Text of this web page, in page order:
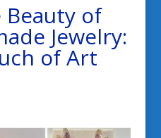
of
Jewelry:
of Art